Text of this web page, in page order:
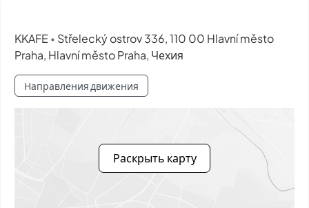
KKAFE • Střelecký ostrov 336, 110 00 Hlavní město
Praha, Hlavní město Praha, Чехия
Направления движения
Раскрыть карту